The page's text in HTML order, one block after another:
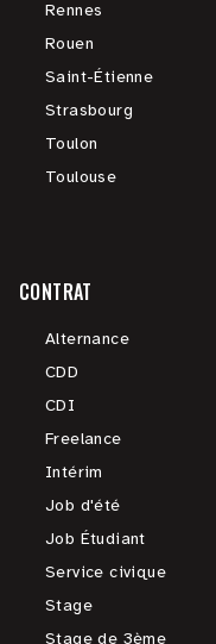
Rennes
Rouen
Saint-Étienne
Strasbourg
Toulon
Toulouse
CONTRAT
Alternance
CDD
CDI
Freelance
Intérim
Job d'été
Job Étudiant
Service civique
Stage
Stage de 3ème